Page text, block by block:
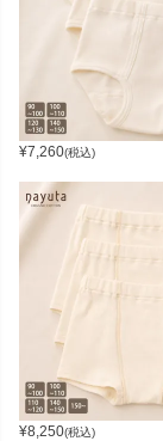
¥7,260(税込)
¥8,250(税込)